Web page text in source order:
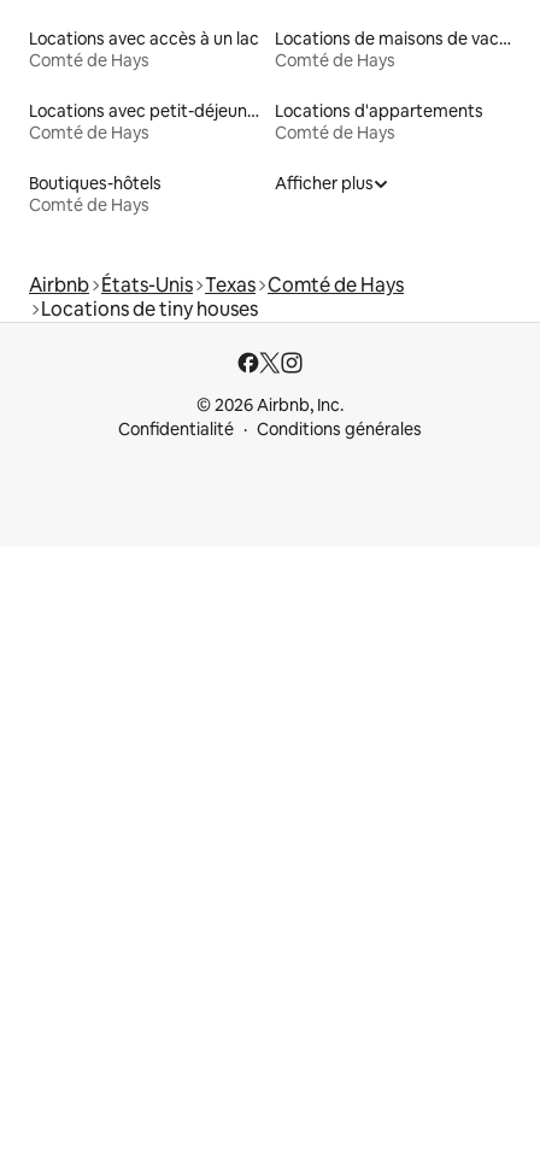
Locations avec accès à un lac
Comté de Hays
Locations de maisons de vacances
Comté de Hays
Locations avec petit-déjeuner
Comté de Hays
Locations d'appartements
Comté de Hays
Boutiques-hôtels
Comté de Hays
Afficher plus
Airbnb États-Unis Texas Comté de Hays
Locations de tiny houses
© 2026 Airbnb, Inc.
Confidentialité
Conditions générales